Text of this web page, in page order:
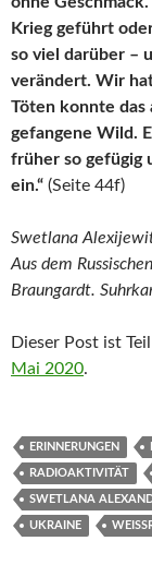
Krieg geführt
so viel darüber –
verändert. Wir
Töten konnte das
gefangene Wild.
früher so gefügig
ein.“ (Seite 44f)
Swetlana
Aus dem
Braungardt.
Dieser Post ist
Mai 2020.
ERINNERUNGEN
RADIOAKTIVITÄT
SWETLANA
UKRAINE